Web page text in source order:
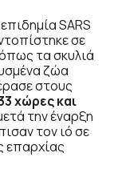
SARS
σε
τα σκυλιά
ζώα
στους
χώρες και
την έναρξη
τον ιό σε
επαρχίας